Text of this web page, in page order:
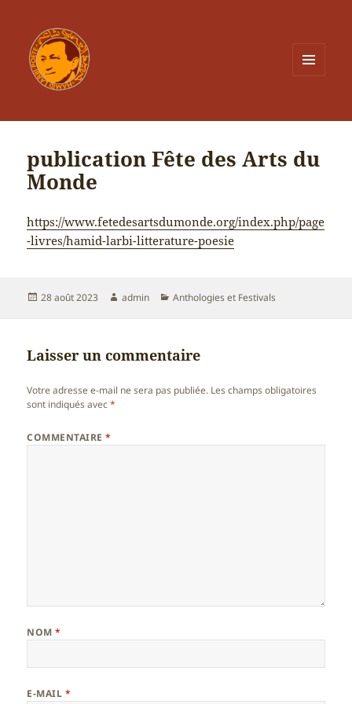
publication Fête des Arts du
Monde
https://www.fetedesartsdumonde.org/index.php/page
-livres/hamid-larbi-litterature-poesie
Publié
28 août 2023 Auteur
admin Catégories
Anthologies et Festivals
Laisser un commentaire
Votre adresse e-mail ne sera pas publiée. Les champs obligatoires
sont indiqués avec*
COMMENTAIRE*
NOM*
E-MAIL *